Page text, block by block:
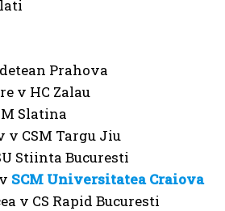
Prahova
v HC Zalau
Slatina
v CSM Targu Jiu
Stiinta Bucuresti
SCM Universitatea Craiova
v CS Rapid Bucuresti